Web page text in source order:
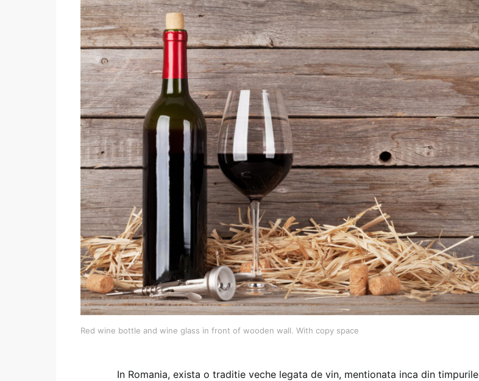
Red wine bottle and wine glass in front of wooden wall. With copy space
In Romania, exista o traditie veche legata de vin, mentionata inca din timpurile